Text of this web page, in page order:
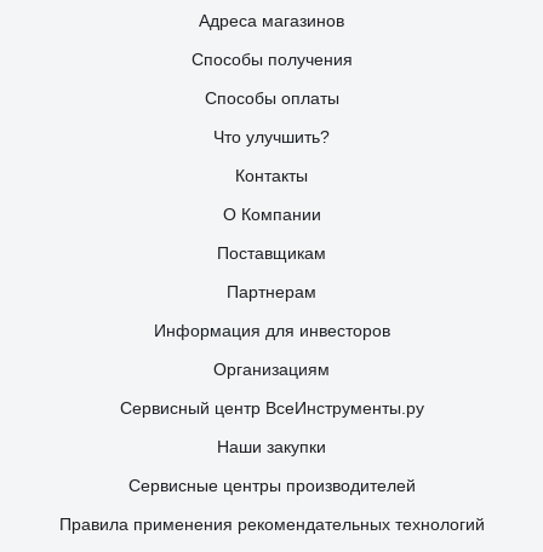
Адреса магазинов
Способы получения
Способы оплаты
Что улучшить?
Контакты
О Компании
Поставщикам
Партнерам
Информация для инвесторов
Организациям
Сервисный центр ВсеИнструменты.ру
Наши закупки
Сервисные центры производителей
Правила применения рекомендательных технологий